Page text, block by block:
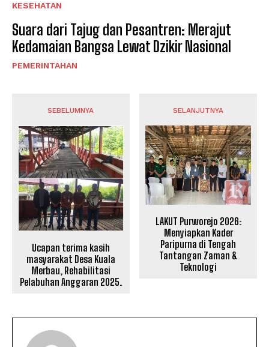
KESEHATAN
Suara dari Tajug dan Pesantren: Merajut
Kedamaian Bangsa Lewat Dzikir Nasional
PEMERINTAHAN
SEBELUMNYA
Ucapan terima kasih
masyarakat Desa Kuala
Merbau, Rehabilitasi
Pelabuhan Anggaran 2025.
SELANJUTNYA
LAKUT Purworejo 2026:
Menyiapkan Kader
Paripurna di Tengah
Tantangan Zaman &
Teknologi